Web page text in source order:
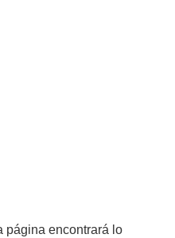
página encontrará lo